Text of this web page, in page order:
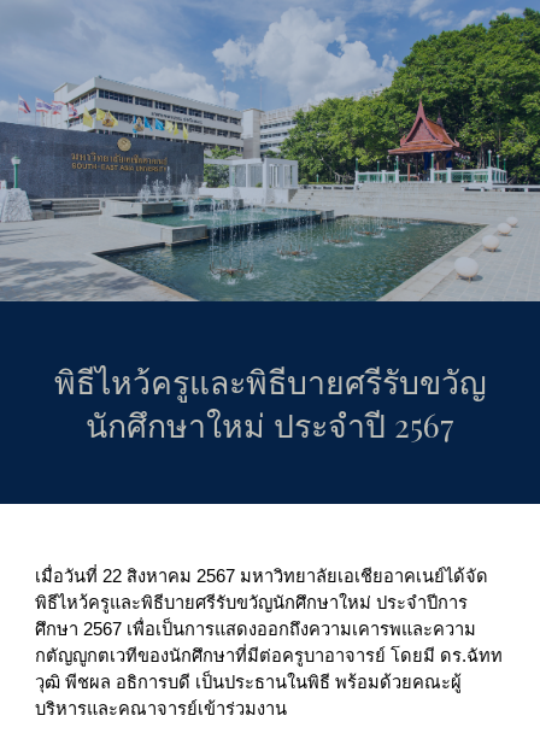
Skip to main content Skip to navigation
พิธีไหว้ครูและพิธีบายศรีรับขวัญ
นักศึกษาใหม่ ประจำปี 2567
เมื่อวันที่ 22 สิงหาคม 2567 มหาวิทยาลัยเอเชียอาคเนย์ได้จัด
พิธีไหว้ครูและพิธีบายศรีรับขวัญนักศึกษาใหม่ ประจำปีการ
ศึกษา 2567 เพื่อเป็นการแสดงออกถึงความเคารพและความ
กตัญญูกตเวทีของนักศึกษาที่มีต่อครูบาอาจารย์ โดยมี ดร.ฉัทท
วุฒิ พีชผล อธิการบดี เป็นประธานในพิธี พร้อมด้วยคณะผู้
บริหารและคณาจารย์เข้าร่วมงาน